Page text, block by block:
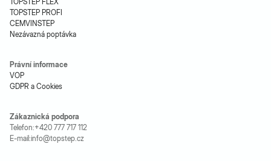
TOPSTEP PROFI
CEMVINSTEP
Nezávazná poptávka
Právní informace
VOP
GDPR a Cookies
Zákaznická podpora
Telefon:+420 777 717 112
E-mail:info@topstep.cz